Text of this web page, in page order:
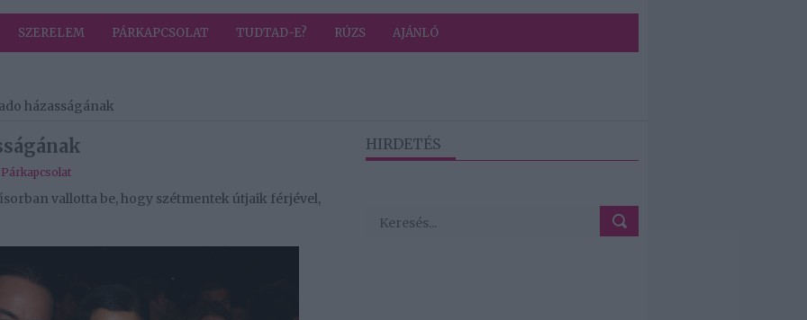
SZERELEM PÁRKAPCSOLAT TUDTAD-E? RÚZS AJÁNLÓ
házasságának
Párkapcsolat
vallotta be, hogy szétmentek útjaik férjével,
HIRDETÉS